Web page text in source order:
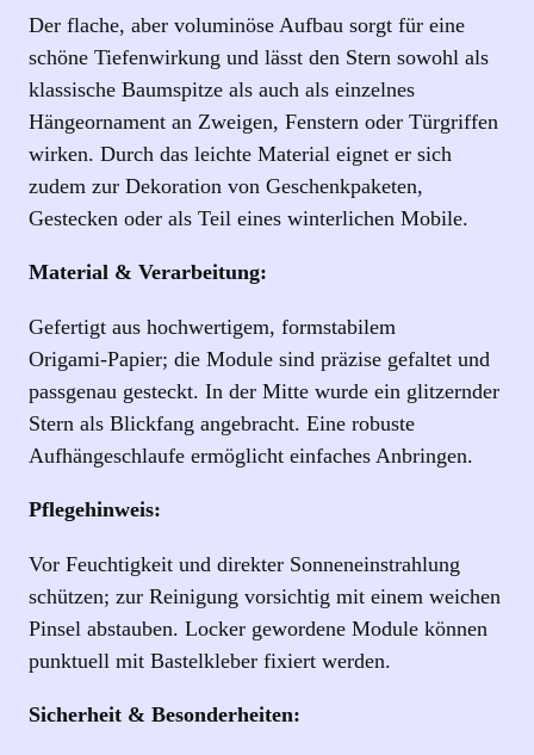
s
a
u
u
B
a
u
-
u
n
d
e
i
ß
t
n
Der flache, aber voluminöse Aufbau sorgt für eine
schöne Tiefenwirkung und lässt den Stern sowohl als
klassische Baumspitze als auch als einzelnes
Hängeornament an Zweigen, Fenstern oder Türgriffen
wirken. Durch das leichte Material eignet er sich
zudem zur Dekoration von Geschenkpaketen,
Gestecken oder als Teil eines winterlichen Mobile.
Material & Verarbeitung:
Gefertigt aus hochwertigem, formstabilem
Origami‑Papier; die Module sind präzise gefaltet und
passgenau gesteckt. In der Mitte wurde ein glitzernder
Stern als Blickfang angebracht. Eine robuste
Aufhängeschlaufe ermöglicht einfaches Anbringen.
Pflegehinweis:
Vor Feuchtigkeit und direkter Sonneneinstrahlung
schützen; zur Reinigung vorsichtig mit einem weichen
Pinsel abstauben. Locker gewordene Module können
punktuell mit Bastelkleber fixiert werden.
Sicherheit & Besonderheiten: